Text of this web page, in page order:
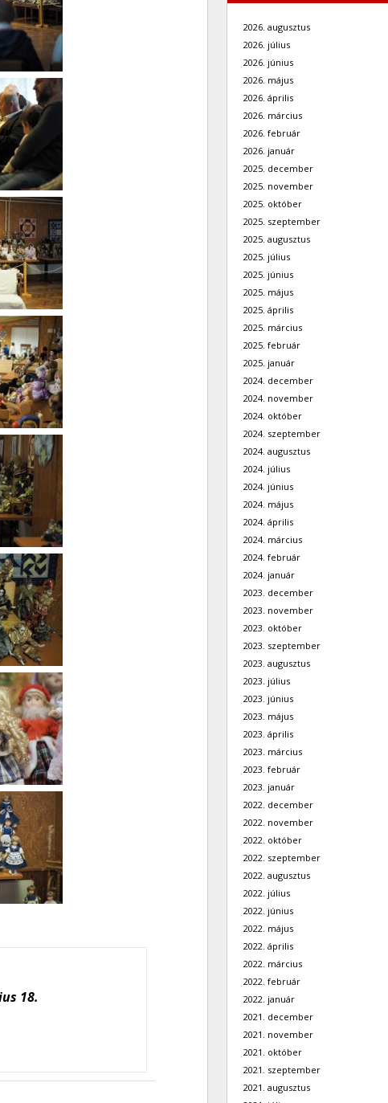
18.
2026. augusztus
2026. július
2026. június
2026. május
2026. április
2026. március
2026. február
2026. január
2025. december
2025. november
2025. október
2025. szeptember
2025. augusztus
2025. július
2025. június
2025. május
2025. április
2025. március
2025. február
2025. január
2024. december
2024. november
2024. október
2024. szeptember
2024. augusztus
2024. július
2024. június
2024. május
2024. április
2024. március
2024. február
2024. január
2023. december
2023. november
2023. október
2023. szeptember
2023. augusztus
2023. július
2023. június
2023. május
2023. április
2023. március
2023. február
2023. január
2022. december
2022. november
2022. október
2022. szeptember
2022. augusztus
2022. július
2022. június
2022. május
2022. április
2022. március
2022. február
2022. január
2021. december
2021. november
2021. október
2021. szeptember
2021. augusztus